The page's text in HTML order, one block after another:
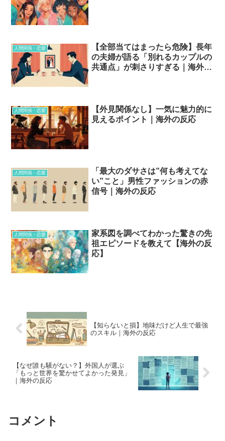
人間関係・恋愛
【全部当てはまったら危険】長年
の夫婦が語る「別れるカップルの
共通点」が刺さりすぎる｜海外の
人間関係・恋愛
【外見関係なし】一気に魅力的に
見えるポイント｜海外の反応
人間関係・恋愛
「最大のダサさは”何も考えてな
い”こと」男性ファッションの赤
信号｜海外の反応
人間関係・恋愛
家系図を調べてわかった驚きの先
祖エピソードを教えて【海外の反
応】
【知らないと損】地味だけど人生で最強
のスキル｜海外の反応
【なぜ誰も騒がない？】外国人が選ぶ
「もっと世界を驚かせてよかった発見」
｜海外の反応
コメント